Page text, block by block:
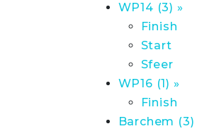
WP14 (3) »
Finish
Start
Sfeer
WP16 (1) »
Finish
Barchem (3)